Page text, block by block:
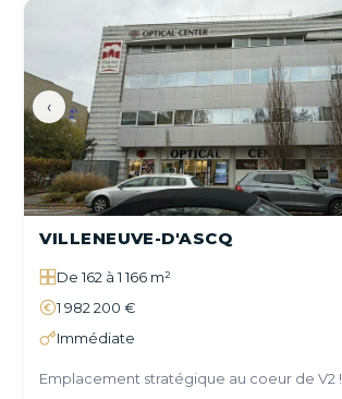
‹
VILLENEUVE-D'ASCQ
De 162 à 1 166 m²
1 982 200 €
Immédiate
Emplacement stratégique au coeur de V2 !